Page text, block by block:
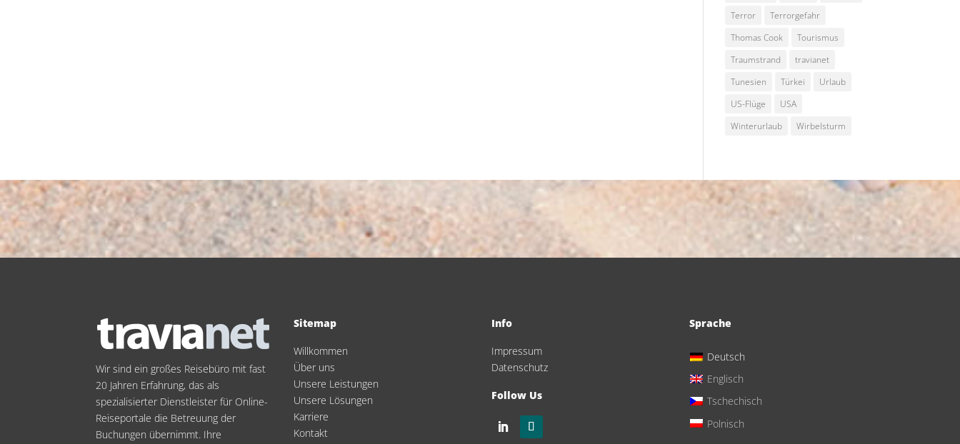
Terror
Terrorgefahr
Thomas Cook
Tourismus
Traumstrand
travianet
Tunesien
Türkei
Urlaub
US-Flüge
USA
Winterurlaub
Wirbelsturm
Wir sind ein großes Reisebüro mit fast
20 Jahren Erfahrung, das als
spezialisierter Dienstleister für Online-
Reiseportale die Betreuung der
Buchungen übernimmt. Ihre
Sitemap
Willkommen
Über uns
Unsere Leistungen
Unsere Lösungen
Karriere
Kontakt
Info
Impressum
Datenschutz
Follow Us
Sprache
Deutsch
Englisch
Tschechisch
Polnisch